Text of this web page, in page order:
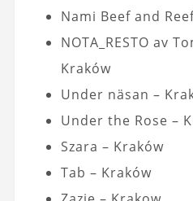
Nami Beef and
NOTA_RESTO av
Kraków
Under näsan –
Under the Rose –
Szara – Kraków
Tab – Kraków